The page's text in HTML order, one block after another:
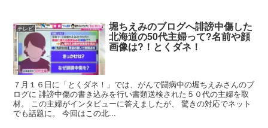
テレビ 堀ちえみのブログへ誹謗中傷した
北海道の50代主婦って?名前や顔
画像は?！とくダネ！
７月１６日に「とくダネ！」では、がんで闘病中の堀ちえみさんのブ
ログに 誹謗中傷の書き込みを行い書類送検された５０代の主婦を取
材。 この主婦がインタビューに答えましたが、 驚きの対応でネット
でも話題に。 今回はこの北...